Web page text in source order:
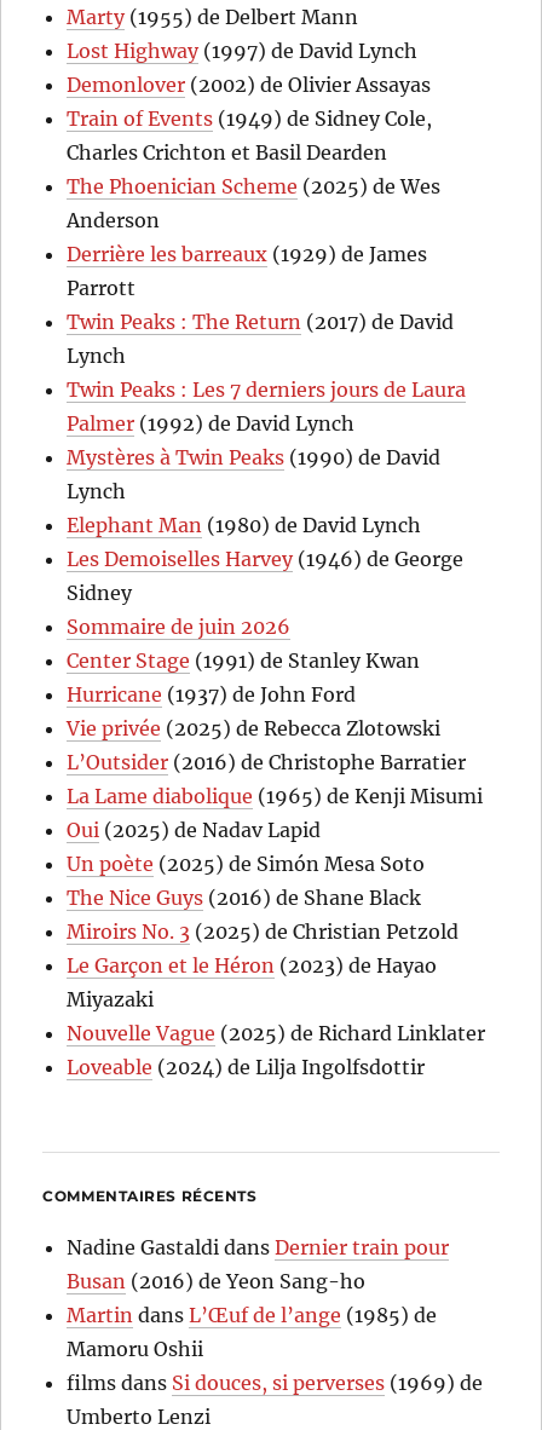
Marty(1955) de Delbert Mann
Lost Highway(1997) de David Lynch
Demonlover (2002) de Olivier Assayas
Train of Events (1949) de Sidney Cole,
Charles Crichton et Basil Dearden
The Phoenician Scheme (2025) de Wes
Anderson
Derrière les barreaux (1929) de James
Parrott
Twin Peaks : The Return (2017) de David
Lynch
Twin Peaks : Les 7 derniers jours de Laura
Palmer (1992) de David Lynch
Mystères à Twin Peaks (1990) de David
Lynch
Elephant Man (1980) de David Lynch
Les Demoiselles Harvey(1946) de George
Sidney
Sommaire de juin 2026
Center Stage (1991) de Stanley Kwan
Hurricane (1937) de John Ford
Vie privée (2025) de Rebecca Zlotowski
L’Outsider (2016) de Christophe Barratier
La Lame diabolique (1965) de Kenji Misumi
Oui (2025) de Nadav Lapid
Un poète (2025) de Simón Mesa Soto
The Nice Guys (2016) de Shane Black
Miroirs No. 3 (2025) de Christian Petzold
Le Garçon et le Héron (2023) de Hayao
Miyazaki
Nouvelle Vague (2025) de Richard Linklater
Loveable (2024) de Lilja Ingolfsdottir
COMMENTAIRES RÉCENTS
Nadine Gastaldi dansDernier train pour
Busan (2016) de Yeon Sang-ho
Martin dansL’Œuf de l’ange (1985) de
Mamoru Oshii
films dans Si douces, si perverses (1969) de
Umberto Lenzi